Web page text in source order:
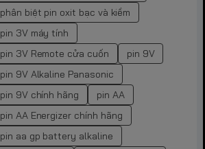
phân biệt pin oxit bạc và kiềm
pin 3V máy tính
pin 3V Remote cửa cuốn
pin 9V
pin 9V Alkaline Panasonic
pin 9V chính hãng
pin AA
pin AA Energizer chính hãng
pin aa gp battery alkaline